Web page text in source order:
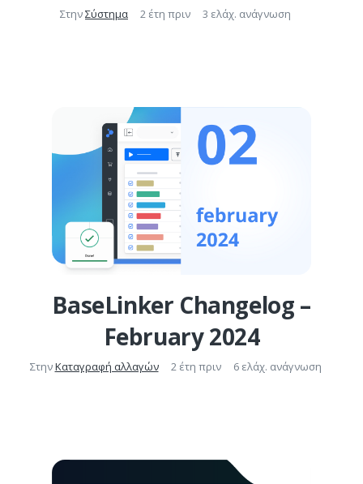
ΣτηνΣύστημα 2 έτη πριν 3 ελάχ. ανάγνωση
BaseLinker Changelog –
February 2024
ΣτηνΚαταγραφή αλλαγών 2 έτη πριν 6 ελάχ. ανάγνωση